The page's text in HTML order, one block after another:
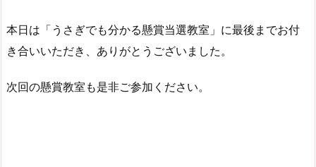
本日は「うさぎでも分かる懸賞当選教室」に最後までお付
き合いいただき、ありがとうございました。
次回の懸賞教室も是非ご参加ください。